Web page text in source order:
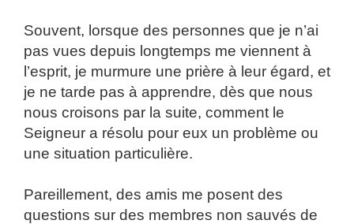
Souvent, lorsque des personnes que je n’ai
pas vues depuis longtemps me viennent à
l’esprit, je murmure une prière à leur égard, et
je ne tarde pas à apprendre, dès que nous
nous croisons par la suite, comment le
Seigneur a résolu pour eux un problème ou
une situation particulière.
Pareillement, des amis me posent des
questions sur des membres non sauvés de